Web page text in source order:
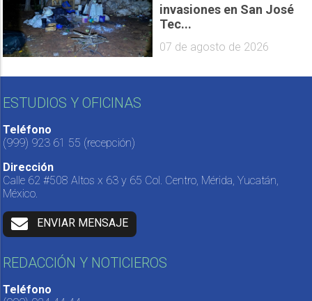
invasiones en San José
Tec...
07 de agosto de 2026
ESTUDIOS Y OFICINAS
Teléfono
(999) 923 61 55 (recepción)
Dirección
Calle 62 #508 Altos x 63 y 65 Col. Centro, Mérida, Yucatán,
México.
ENVIAR MENSAJE
REDACCIÓN Y NOTICIEROS
Teléfono